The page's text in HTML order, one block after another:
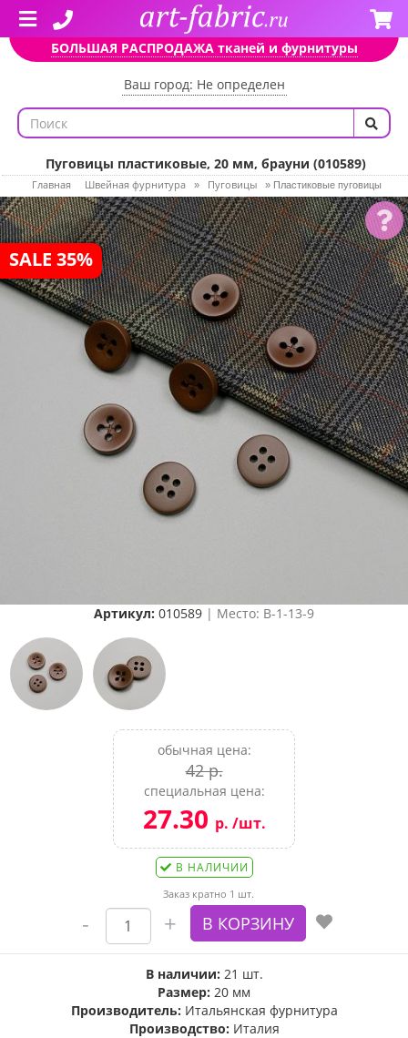
БОЛЬШАЯ РАСПРОДАЖА тканей и фурнитуры
Ваш город: Не определен
Пуговицы пластиковые, 20 мм, брауни (010589)
Главная Швейная фурнитура » Пуговицы » Пластиковые пуговицы
SALE 35%
Артикул: 010589 | Место: B-1-13-9
обычная цена:
42 р.
специальная цена:
27.30 р. /шт.
В НАЛИЧИИ
Заказ кратно 1 шт.
В наличии: 21 шт.
Размер: 20 мм
Производитель: Итальянская фурнитура
Производство: Италия